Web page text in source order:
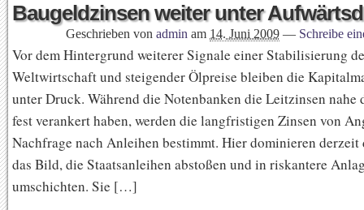
Baugeldzinsen weiter unter
Geschrieben von admin am 14. Juni 2009 — Schreibe
Vor dem Hintergrund weiterer Signale einer Stabilisierung
Weltwirtschaft und steigender Ölpreise bleiben die
unter Druck. Während die Notenbanken die Leitzinsen
fest verankert haben, werden die langfristigen Zinsen von
Nachfrage nach Anleihen bestimmt. Hier dominieren derzeit
das Bild, die Staatsanleihen abstoßen und in riskantere
umschichten. Sie […]